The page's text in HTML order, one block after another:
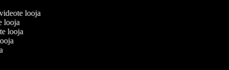
looja
looja
looja